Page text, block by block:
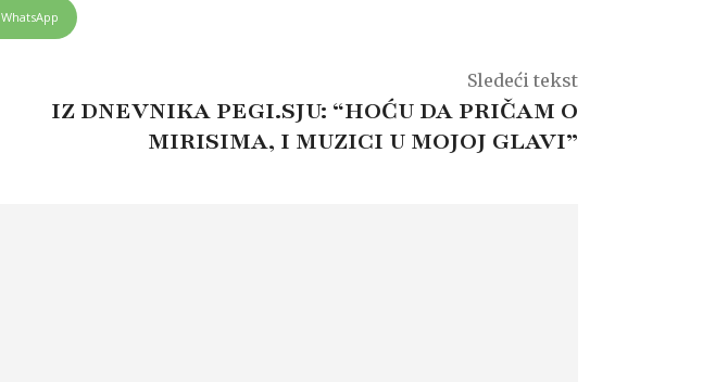
WhatsApp
Sledeći tekst
IZ DNEVNIKA PEGI.SJU: “HOĆU DA PRIČAM O
MIRISIMA, I MUZICI U MOJOJ GLAVI”